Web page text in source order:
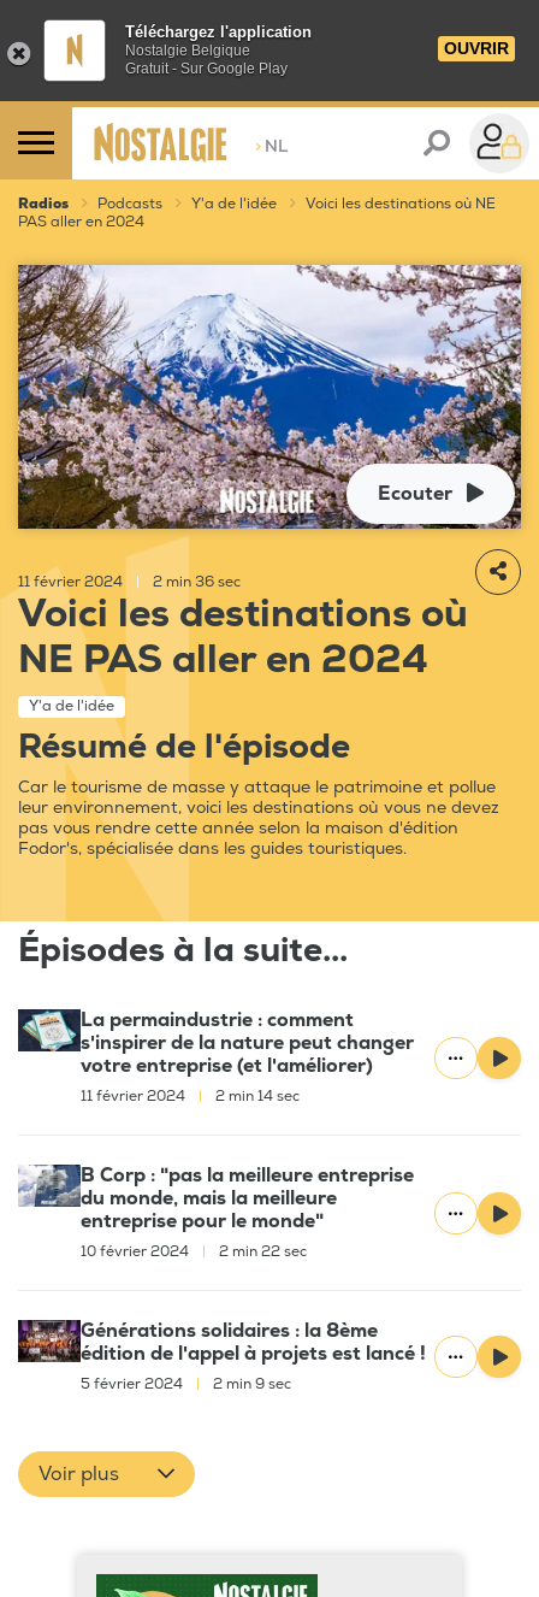
Téléchargez l'application
Nostalgie Belgique
Gratuit - Sur Google Play
OUVRIR
> NL
Radios Podcasts Y'a de l'idée
Voici les destinations où NE
PAS aller en 2024
Ecouter
11 février 2024 2 min 36 sec
Voici les destinations où
NE PAS aller en 2024
Y'a de l'idée
Résumé de l'épisode
Car le tourisme de masse y attaque le patrimoine et pollue
leur environnement, voici les destinations où vous ne devez
pas vous rendre cette année selon la maison d'édition
Fodor's, spécialisée dans les guides touristiques.
Épisodes à la suite...
La permaindustrie : comment
s'inspirer de la nature peut changer
votre entreprise (et l'améliorer)
11 février 2024 2 min 14 sec
B Corp : "pas la meilleure entreprise
du monde, mais la meilleure
entreprise pour le monde"
10 février 2024 2 min 22 sec
Générations solidaires : la 8ème
édition de l'appel à projets est lancé !
5 février 2024 2 min 9 sec
Voir plus